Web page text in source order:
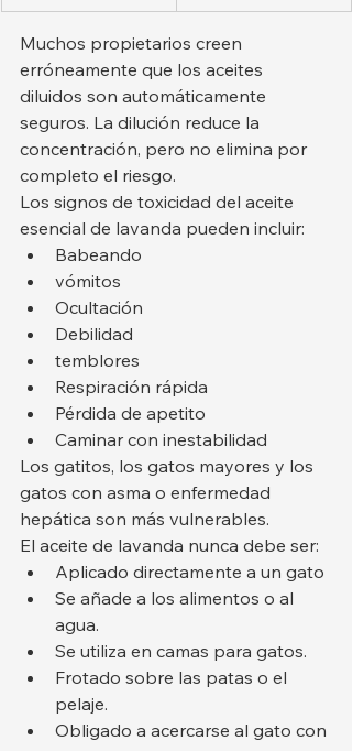
Muchos propietarios creen
erróneamente que los aceites
diluidos son automáticamente
seguros. La dilución reduce la
concentración, pero no elimina por
completo el riesgo.
Los signos de toxicidad del aceite
esencial de lavanda pueden incluir:
Babeando
vómitos
Ocultación
Debilidad
temblores
Respiración rápida
Pérdida de apetito
Caminar con inestabilidad
Los gatitos, los gatos mayores y los
gatos con asma o enfermedad
hepática son más vulnerables.
El aceite de lavanda nunca debe ser:
Aplicado directamente a un gato
Se añade a los alimentos o al
agua.
Se utiliza en camas para gatos.
Frotado sobre las patas o el
pelaje.
Obligado a acercarse al gato con